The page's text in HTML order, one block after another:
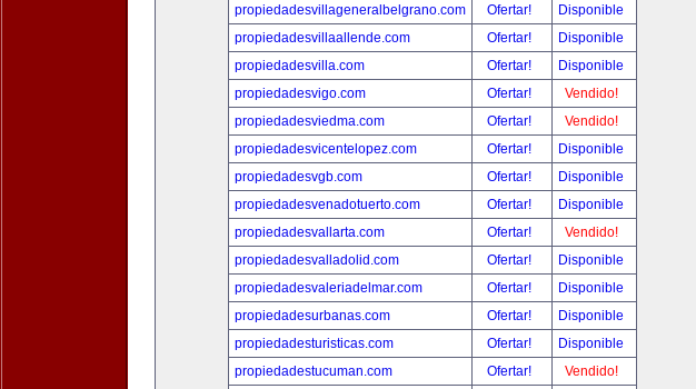
propiedadesvillageneralbelgrano.com
Ofertar!
Disponible
propiedadesvillaallende.com
Ofertar!
Disponible
propiedadesvilla.com
Ofertar!
Disponible
propiedadesvigo.com
Ofertar!
Vendido!
propiedadesviedma.com
Ofertar!
Vendido!
propiedadesvicentelopez.com
Ofertar!
Disponible
propiedadesvgb.com
Ofertar!
Disponible
propiedadesvenadotuerto.com
Ofertar!
Disponible
propiedadesvallarta.com
Ofertar!
Vendido!
propiedadesvalladolid.com
Ofertar!
Disponible
propiedadesvaleriadelmar.com
Ofertar!
Disponible
propiedadesurbanas.com
Ofertar!
Disponible
propiedadesturisticas.com
Ofertar!
Disponible
propiedadestucuman.com
Ofertar!
Vendido!